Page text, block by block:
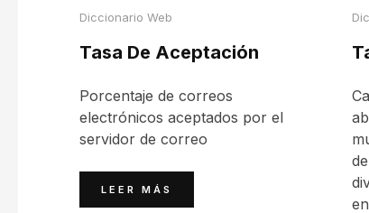
Diccionario Web
Tasa De Aceptación
Porcentaje de correos
electrónicos aceptados por el
servidor de correo
LEER MÁS